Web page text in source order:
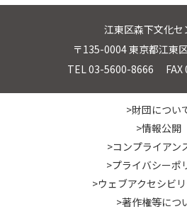
江東区森下文化セ
〒135-0004 東京都江東
TEL 03-5600-8666 FAX
>財団につい
>情報公開
>コンプライアン
>プライバシーポ
>ウェブアクセシビ
>著作権等につ